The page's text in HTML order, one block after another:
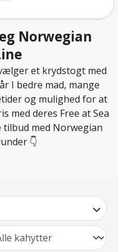
Norwegian
et krydstogt med
I bedre mad, mange
og mulighed for at
med deres Free at Sea
tilbud med Norwegian
👇